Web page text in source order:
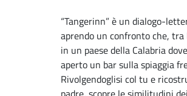
“Tangerinn” è un dialogo-
aprendo un confronto che,
in un paese della Calabria
aperto un bar sulla spiaggia
Rivolgendoglisi col tu e